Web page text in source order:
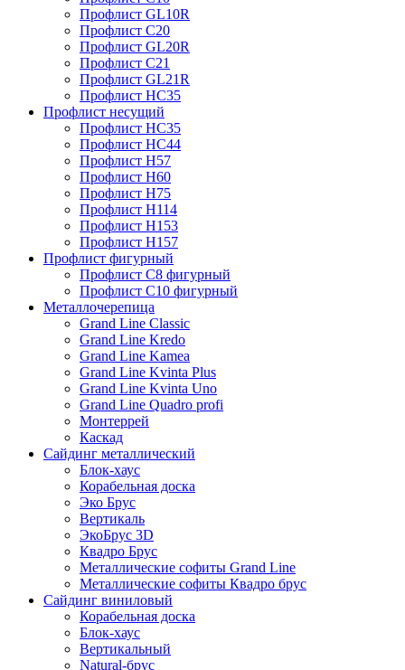
Профлист GL10R
Профлист С20
Профлист GL20R
Профлист С21
Профлист GL21R
Профлист НС35
Профлист несущий
Профлист НС35
Профлист НС44
Профлист Н57
Профлист Н60
Профлист Н75
Профлист Н114
Профлист Н153
Профлист Н157
Профлист фигурный
Профлист С8 фигурный
Профлист С10 фигурный
Металлочерепица
Grand Line Classic
Grand Line Kredo
Grand Line Kamea
Grand Line Kvinta Plus
Grand Line Kvinta Uno
Grand Line Quadro profi
Монтеррей
Каскад
Сайдинг металлический
Блок-хаус
Корабельная доска
Эко Брус
Вертикаль
ЭкоБрус 3D
Квадро Брус
Металлические софиты Grand Line
Металлические софиты Квадро брус
Сайдинг виниловый
Корабельная доска
Блок-хаус
Вертикальный
Natural-брус